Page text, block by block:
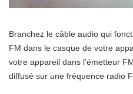
Branchez le câble audio qui
FM dans le casque de votre
votre appareil dans l’émetteur
diffusé sur une fréquence radio